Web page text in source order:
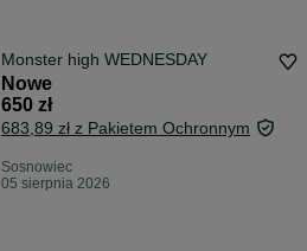
Monster high WEDNESDAY
Nowe
650 zł
683,89 zł z Pakietem Ochronnym
Sosnowiec
05 sierpnia 2026